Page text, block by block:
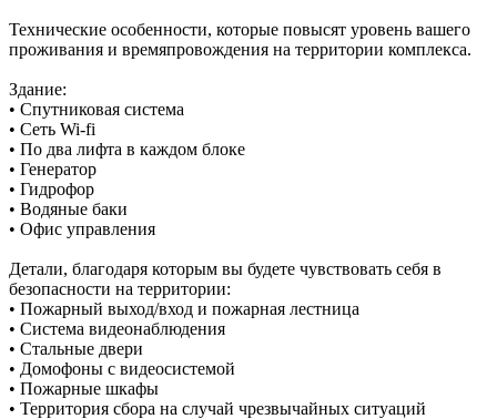
Технические особенности, которые повысят уровень вашего
проживания и времяпровождения на территории комплекса.
Здание:
• Спутниковая система
• Сеть Wi-fi
• По два лифта в каждом блоке
• Генератор
• Гидрофор
• Водяные баки
• Офис управления
Детали, благодаря которым вы будете чувствовать себя в
безопасности на территории:
• Пожарный выход/вход и пожарная лестница
• Система видеонаблюдения
• Стальные двери
• Домофоны с видеосистемой
• Пожарные шкафы
• Территория сбора на случай чрезвычайных ситуаций